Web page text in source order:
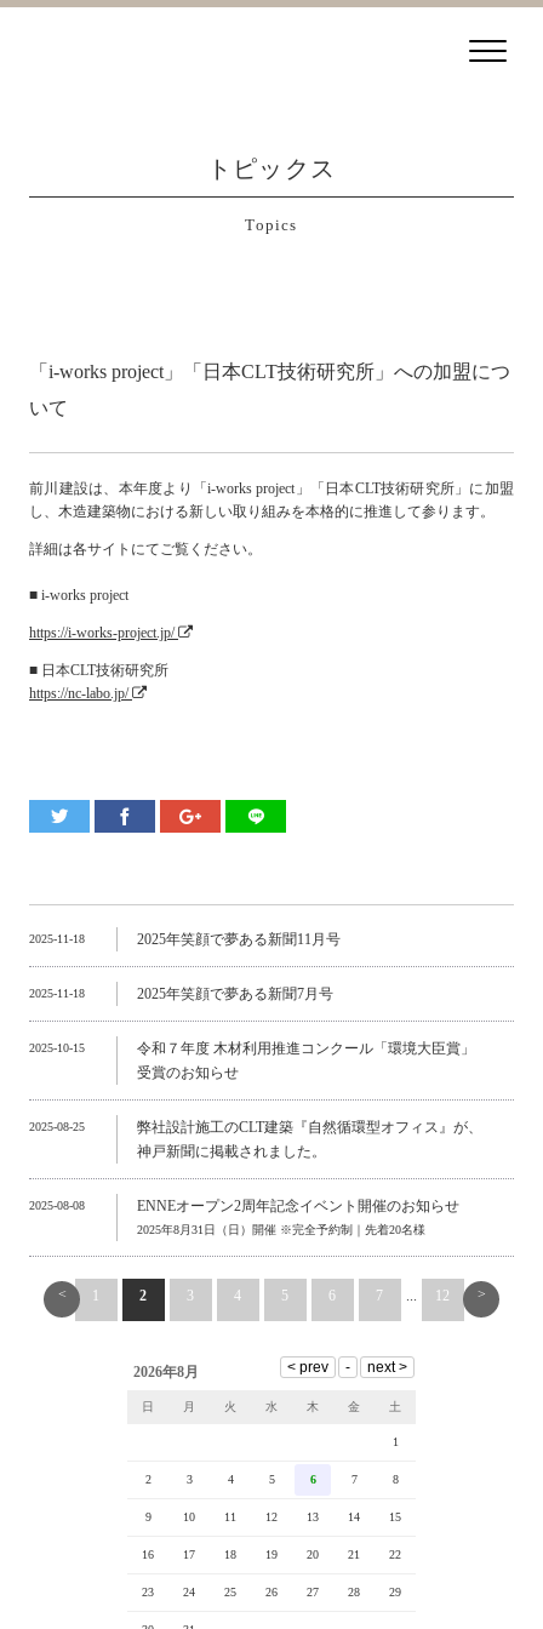
トピックス
Topics
「i-works project」「日本CLT技術研究所」への加盟につ
いて
前川建設は、本年度より「i-works project」「日本CLT技術研究所」に加盟
し、木造建築物における新しい取り組みを本格的に推進して参ります。
詳細は各サイトにてご覧ください。
■ i-works project
https://i-works-project.jp/
■ 日本CLT技術研究所
https://nc-labo.jp/
2025-11-18 2025年笑顔で夢ある新聞11月号
2025-11-18 2025年笑顔で夢ある新聞7月号
2025-10-15
令和７年度 木材利用推進コンクール「環境大臣賞」
受賞のお知らせ
2025-08-25
弊社設計施工のCLT建築『自然循環型オフィス』が、
神戸新聞に掲載されました。
2025-08-08 ENNEオープン2周年記念イベント開催のお知らせ
2025年8月31日（日）開催 ※完全予約制｜先着20名様
< 1 2 3 4 5 6 7 ... 12 >
2026年8月
日 月 火 水 木 金 土
1
2 3 4 5 6 7 8
9 10 11 12 13 14 15
16 17 18 19 20 21 22
23 24 25 26 27 28 29